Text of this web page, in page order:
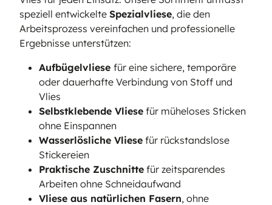
speziell entwickelte Spezialvliese, die den
Arbeitsprozess vereinfachen und professionelle
Ergebnisse unterstützen:
Aufbügelvliese für eine sichere, temporäre
oder dauerhafte Verbindung von Stoff und
Vlies
Selbstklebende Vliese für müheloses Sticken
ohne Einspannen
Wasserlösliche Vliese für rückstandslose
Stickereien
Praktische Zuschnitte für zeitsparendes
Arbeiten ohne Schneidaufwand
Vliese aus natürlichen Fasern, ohne